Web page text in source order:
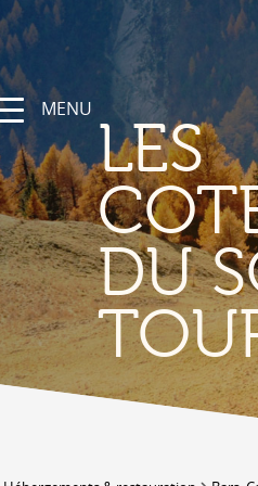
&
du Soleil, sa région
et parcours sportifs
à vélo et en VTT
MENU
LES
DU